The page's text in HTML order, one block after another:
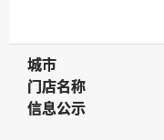
城市
城市
门店名称
门店名称
信息公示
信息公示